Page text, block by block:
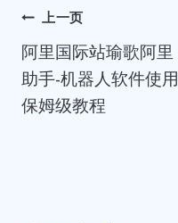
文
章
导
上一页
阿里国际站瑜歌阿里
助手-机器人软件使用
保姆级教程